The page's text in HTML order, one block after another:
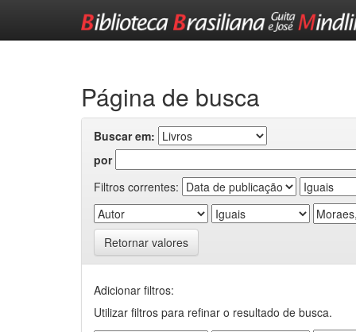
Página de busca
Buscar em:
por
Filtros correntes:
Retornar valores
Adicionar filtros:
Utilizar filtros para refinar o resultado de busca.